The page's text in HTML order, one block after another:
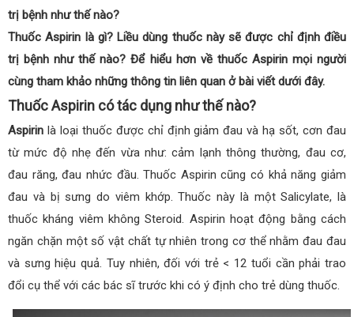
trị bệnh như thế nào?
Thuốc Aspirin là gì? Liều dùng thuốc này sẽ được chỉ định điều
trị bệnh như thế nào? Để hiểu hơn về thuốc Aspirin mọi người
cùng tham khảo những thông tin liên quan ở bài viết dưới đây.
Thuốc Aspirin có tác dụng như thế nào?
Aspirin là loại thuốc được chỉ định giảm đau và hạ sốt, cơn đau
từ mức độ nhẹ đến vừa như: cảm lạnh thông thường, đau cơ,
đau răng, đau nhức đầu. Thuốc Aspirin cũng có khả năng giảm
đau và bị sưng do viêm khớp. Thuốc này là một Salicylate, là
thuốc kháng viêm không Steroid. Aspirin hoạt động bằng cách
ngăn chặn một số vật chất tự nhiên trong cơ thể nhằm đau đau
và sưng hiệu quả. Tuy nhiên, đối với trẻ < 12 tuổi cần phải trao
đổi cụ thể với các bác sĩ trước khi có ý định cho trẻ dùng thuốc.